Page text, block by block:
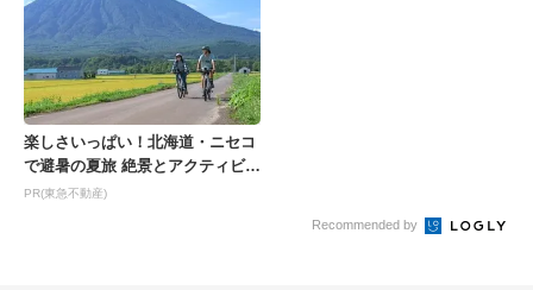
楽しさいっぱい！北海道・ニセコ
で避暑の夏旅 絶景とアクティビテ
ィが揃う「ニセコ東...
PR(東急不動産)
Recommended by